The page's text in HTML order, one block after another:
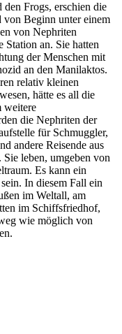
Frogs, erschien die
Beginn unter einem
von Nephriten
an. Sie hatten
der Menschen mit
an den Manilaktos.
relativ kleinen
hätte es all die
weitere
die Nephriten der
für Schmuggler,
andere Reisende aus
leben, umgeben von
Es kann ein
In diesem Fall ein
im Weltall, am
im Schiffsfriedhof,
wie möglich von